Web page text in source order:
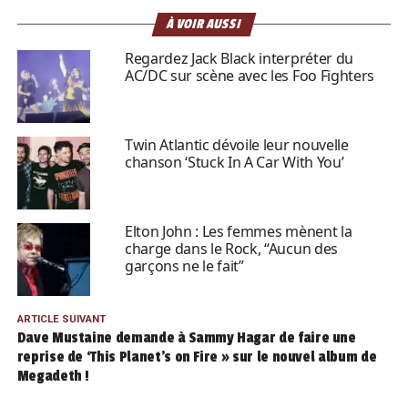
À VOIR AUSSI
Regardez Jack Black interpréter du
AC/DC sur scène avec les Foo Fighters
Twin Atlantic dévoile leur nouvelle
chanson ‘Stuck In A Car With You’
Elton John : Les femmes mènent la
charge dans le Rock, “Aucun des
garçons ne le fait”
ARTICLE SUIVANT
Dave Mustaine demande à Sammy Hagar de faire une
reprise de ‘This Planet’s on Fire » sur le nouvel album de
Megadeth !